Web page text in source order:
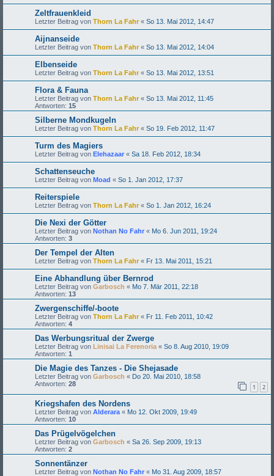
Zeltfrauenkleid
Letzter Beitrag von Thorn La Fahr« So 13. Mai 2012, 14:47
Aijnanseide
Letzter Beitrag von Thorn La Fahr« So 13. Mai 2012, 14:04
Elbenseide
Letzter Beitrag von Thorn La Fahr« So 13. Mai 2012, 13:51
Flora & Fauna
Letzter Beitrag von Thorn La Fahr« So 13. Mai 2012, 11:45
Antworten: 15
Silberne Mondkugeln
Letzter Beitrag von Thorn La Fahr« So 19. Feb 2012, 11:47
Turm des Magiers
Letzter Beitrag von Elehazaar « Sa 18. Feb 2012, 18:34
Schattenseuche
Letzter Beitrag von Moad « So 1. Jan 2012, 17:37
Reiterspiele
Letzter Beitrag von Thorn La Fahr« So 1. Jan 2012, 16:24
Die Nexi der Götter
Letzter Beitrag von Nothan No Fahr « Mo 6. Jun 2011, 19:24
Antworten: 3
Der Tempel der Alten
Letzter Beitrag von Thorn La Fahr« Fr 13. Mai 2011, 15:21
Eine Abhandlung über Bernrod
Letzter Beitrag von Garbosch « Mo 7. Mär 2011, 22:18
Antworten: 13
Zwergenschiffe/-boote
Letzter Beitrag von Thorn La Fahr« Fr 11. Feb 2011, 10:42
Antworten: 4
Das Werbungsritual der Zwerge
Letzter Beitrag von Linisai La Ferenoria « So 8. Aug 2010, 19:09
Antworten: 1
Die Magie des Tanzes - Die Shejasade
Letzter Beitrag von Garbosch « Do 20. Mai 2010, 18:58
Antworten: 28 1 2
Kriegshafen des Nordens
Letzter Beitrag von Alderara « Mo 12. Okt 2009, 19:49
Antworten: 10
Das Prügelvögelchen
Letzter Beitrag von Garbosch « Sa 26. Sep 2009, 19:13
Antworten: 2
Sonnentänzer
Letzter Beitrag von Nothan No Fahr « Mo 31. Aug 2009, 18:57